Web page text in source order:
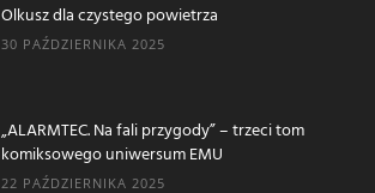
Olkusz dla czystego powietrza
30 PAŹDZIERNIKA 2025
„ALARMTEC. Na fali przygody” – trzeci tom
komiksowego uniwersum EMU
22 PAŹDZIERNIKA 2025